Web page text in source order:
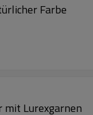
Farbe
mit Lurexgarnen